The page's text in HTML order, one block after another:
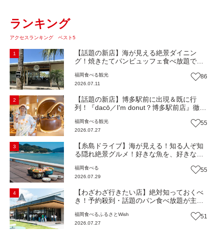
ランキング
アクセスランキング ベスト5
1
【話題の新店】海が見える絶景ダイニン
グ！焼きたてパンビュッフェ食べ放題で大
Beach Cafe』（福岡・糸島市）【まち歩
き】
福岡食べる観光
2026.07.11
86
2
【話題の新店】博多駅前に出現＆既に行
列！『dacō／I'm donut？博多駅前店』徹底
しみ方＆イチオシメニューも紹介！（福岡
市博多区）【まち歩き】
福岡食べる観光
2026.07.27
55
3
【糸島ドライブ】海が見える！知る人ぞ知
る隠れ絶景グルメ！好きな魚を、好きなだ
堂』（福岡市西区）【まち歩き】
福岡食べる
2026.07.29
55
4
【わざわざ行きたい店】絶対知っておくべ
き！予約殺到・話題のパン食べ放題が主
『bound garden』（福岡・新宮町）【まち
歩き】
福岡食べる ふるさとWish
2026.07.27
51